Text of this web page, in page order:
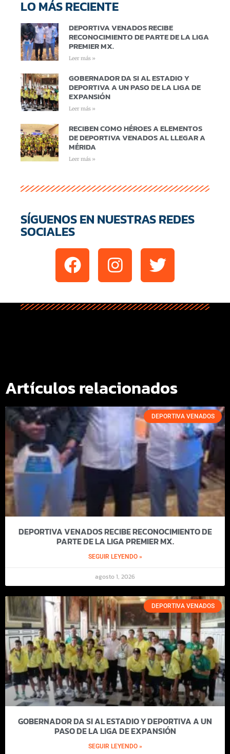
LO MÁS RECIENTE
DEPORTIVA VENADOS RECIBE
RECONOCIMIENTO DE PARTE DE LA LIGA
PREMIER MX.
Leer más »
GOBERNADOR DA SI AL ESTADIO Y
DEPORTIVA A UN PASO DE LA LIGA DE
EXPANSIÓN
Leer más »
RECIBEN COMO HÉROES A ELEMENTOS
DE DEPORTIVA VENADOS AL LLEGAR A
MÉRIDA
Leer más »
SÍGUENOS EN NUESTRAS REDES
SOCIALES
Artículos relacionados
DEPORTIVA VENADOS
DEPORTIVA VENADOS RECIBE RECONOCIMIENTO DE
PARTE DE LA LIGA PREMIER MX.
SEGUIR LEYENDO »
agosto 1, 2026
DEPORTIVA VENADOS
GOBERNADOR DA SI AL ESTADIO Y DEPORTIVA A UN
PASO DE LA LIGA DE EXPANSIÓN
SEGUIR LEYENDO »